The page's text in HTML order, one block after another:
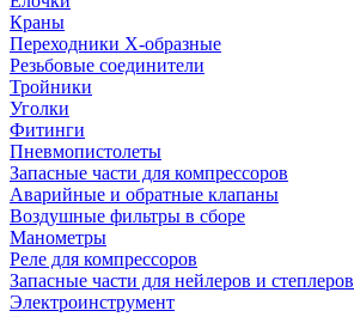
Краны
Переходники Х-образные
Резьбовые соединители
Тройники
Уголки
Фитинги
Пневмопистолеты
Запасные части для компрессоров
Аварийные и обратные клапаны
Воздушные фильтры в сборе
Манометры
Реле для компрессоров
Запасные части для нейлеров и степлеров
Электроинструмент